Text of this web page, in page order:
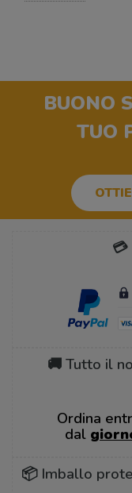
BUONO
TUO
💳
🚚 Tutto il
Ordina
dal
📦 Imballo